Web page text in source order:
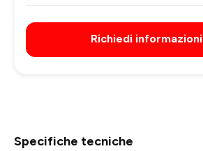
Richiedi informazioni
Specifiche tecniche